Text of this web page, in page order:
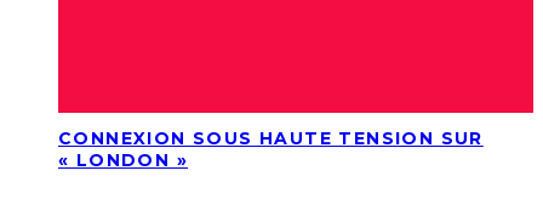
CONNEXION SOUS HAUTE TENSION SUR
« LONDON »